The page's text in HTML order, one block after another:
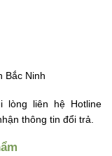
Bắc Ninh
lòng liên hệ Hotline
thông tin đổi trả.